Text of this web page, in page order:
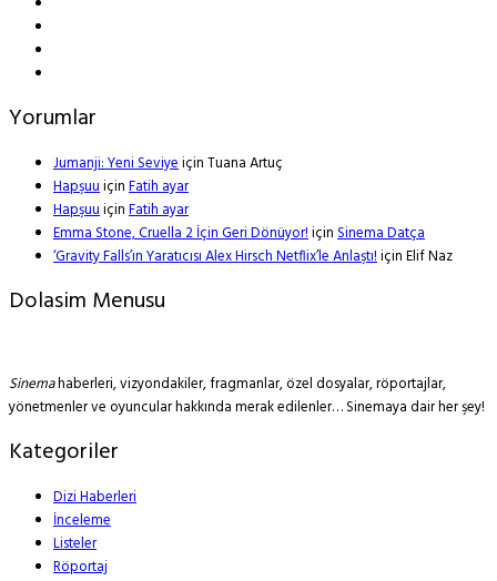
Yorumlar
Jumanji: Yeni SeviyeiçinTuana Artuç
HapşuuiçinFatih ayar
HapşuuiçinFatih ayar
Emma Stone, Cruella 2 İçin Geri Dönüyor!içinSinema Datça
‘Gravity Falls’ın Yaratıcısı Alex Hirsch Netflix’le Anlaştı!içinElif Naz
Dolasim Menusu
Sinemahaberleri, vizyondakiler, fragmanlar, özel dosyalar, röportajlar,
yönetmenler ve oyuncular hakkında merak edilenler… Sinemaya dair her şey!
Kategoriler
Dizi Haberleri
İnceleme
Listeler
Röportaj